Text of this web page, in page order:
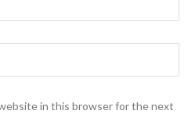
website in this browser for the next